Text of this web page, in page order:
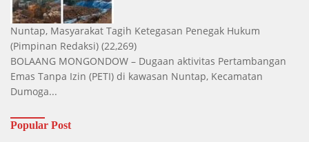
Nuntap, Masyarakat Tagih Ketegasan Penegak Hukum
(Pimpinan Redaksi) (22,269)
BOLAANG MONGONDOW – Dugaan aktivitas Pertambangan
Emas Tanpa Izin (PETI) di kawasan Nuntap, Kecamatan
Dumoga...
Popular Post